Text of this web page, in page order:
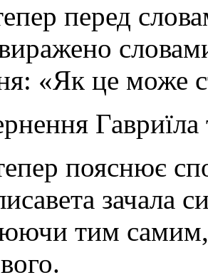
перед
«Як це може
Гавриїла
пояснює
зачала
тим